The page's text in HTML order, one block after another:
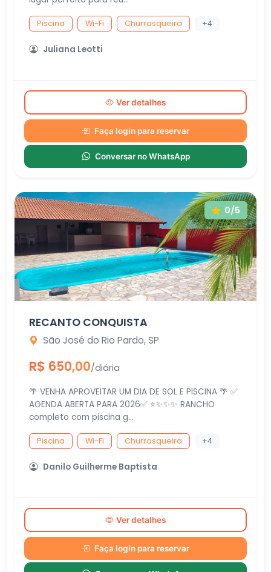
Piscina Wi-Fi Churrasqueira +4
Juliana Leotti
Ver detalhes
Faça login para reservar
Conversar no WhatsApp
0/5
RECANTO CONQUISTA
São José do Rio Pardo, SP
R$ 650,00/diária
🌴 VENHA APROVEITAR UM DIA DE SOL E PISCINA 🌴 ✅
AGENDA ABERTA PARA 2026✅ ⭐✨✨✨ RANCHO
completo com piscina g...
Piscina Wi-Fi Churrasqueira +4
Danilo Guilherme Baptista
Ver detalhes
Faça login para reservar